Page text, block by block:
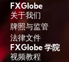
FXGlobe
关于我们
牌照与监管
法律文件
FXGlobe 学院
视频教程